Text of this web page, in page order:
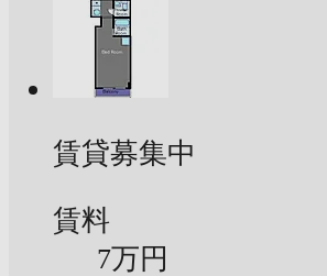
賃貸募集中
賃料
7万円